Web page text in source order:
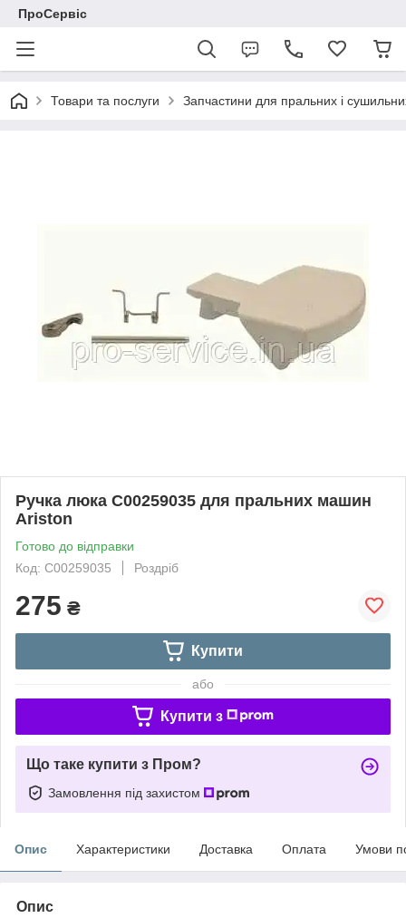
ПроСервіс
Товари та послуги Запчастини для пральних і
Ручка люка C00259035 для пральних машин
Ariston
Готово до відправки
Код: C00259035
Роздріб
275 ₴
Купити
або
Купити з
Що таке купити з Пром?
Замовлення під захистом
Опис Характеристики Доставка Оплата Умови
Опис